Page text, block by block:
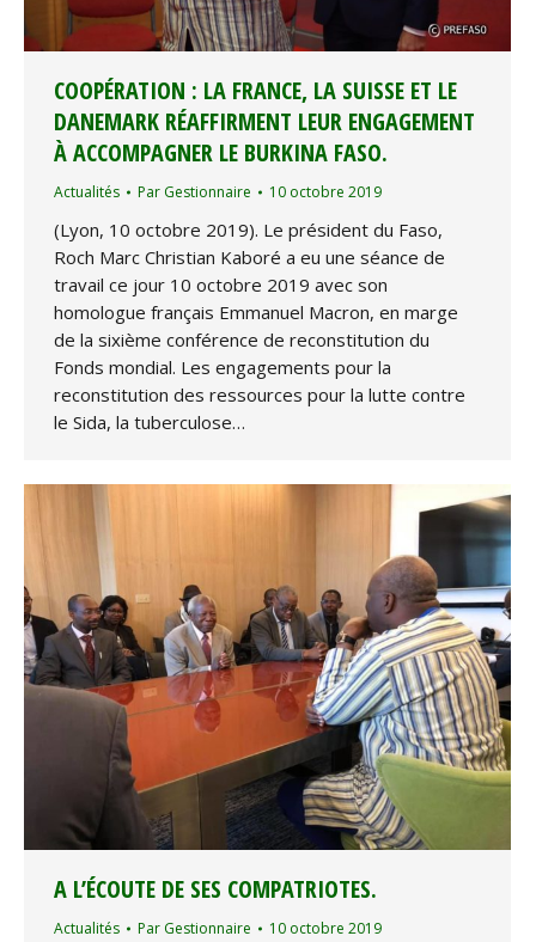
COOPÉRATION : LA FRANCE, LA SUISSE ET LE
DANEMARK RÉAFFIRMENT LEUR ENGAGEMENT
À ACCOMPAGNER LE BURKINA FASO.
Actualités Par Gestionnaire 10 octobre 2019
(Lyon, 10 octobre 2019). Le président du Faso,
Roch Marc Christian Kaboré a eu une séance de
travail ce jour 10 octobre 2019 avec son
homologue français Emmanuel Macron, en marge
de la sixième conférence de reconstitution du
Fonds mondial. Les engagements pour la
reconstitution des ressources pour la lutte contre
le Sida, la tuberculose…
A L’ÉCOUTE DE SES COMPATRIOTES.
Actualités Par Gestionnaire 10 octobre 2019